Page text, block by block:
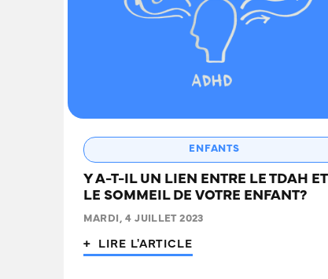
ENFANTS
Y A-T-IL UN LIEN ENTRE LE TDAH ET
LE SOMMEIL DE VOTRE ENFANT?
MARDI, 4 JUILLET 2023
+ LIRE L'ARTICLE